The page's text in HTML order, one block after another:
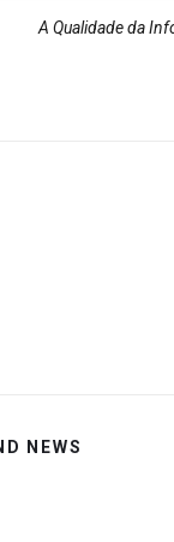
A Qualidade da
NEWS